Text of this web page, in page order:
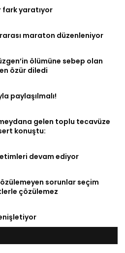
fark yaratıyor
maraton düzenleniyor
ölümüne sebep olan
özür diledi
paylaşılmalı!
gelen toplu tecavüze
konuştu:
devam ediyor
sorunlar seçim
çözülemez